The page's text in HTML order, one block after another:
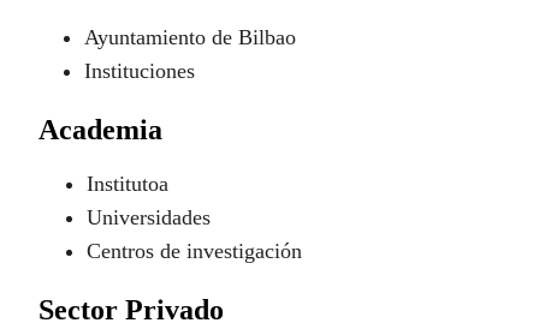
Ayuntamiento de Bilbao
Instituciones
Academia
Institutoa
Universidades
Centros de investigación
Sector Privado